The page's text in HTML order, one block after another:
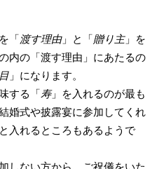
「渡す理由」と「贈り主」を
内の「渡す理由」にあたるの
」になります。
する「寿」を入れるのが最も
婚式や披露宴に参加してくれ
入れるところもあるようで
しない方から、ご祝儀をいた